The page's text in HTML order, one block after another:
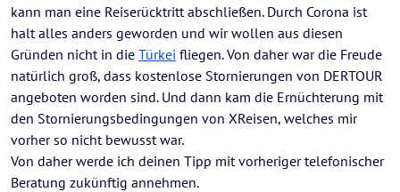
kann man eine Reiserücktritt abschließen. Durch Corona ist
halt alles anders geworden und wir wollen aus diesen
Gründen nicht in die Türkei fliegen. Von daher war die Freude
natürlich groß, dass kostenlose Stornierungen von DERTOUR
angeboten worden sind. Und dann kam die Ernüchterung mit
den Stornierungsbedingungen von XReisen, welches mir
vorher so nicht bewusst war.
Von daher werde ich deinen Tipp mit vorheriger telefonischer
Beratung zukünftig annehmen.